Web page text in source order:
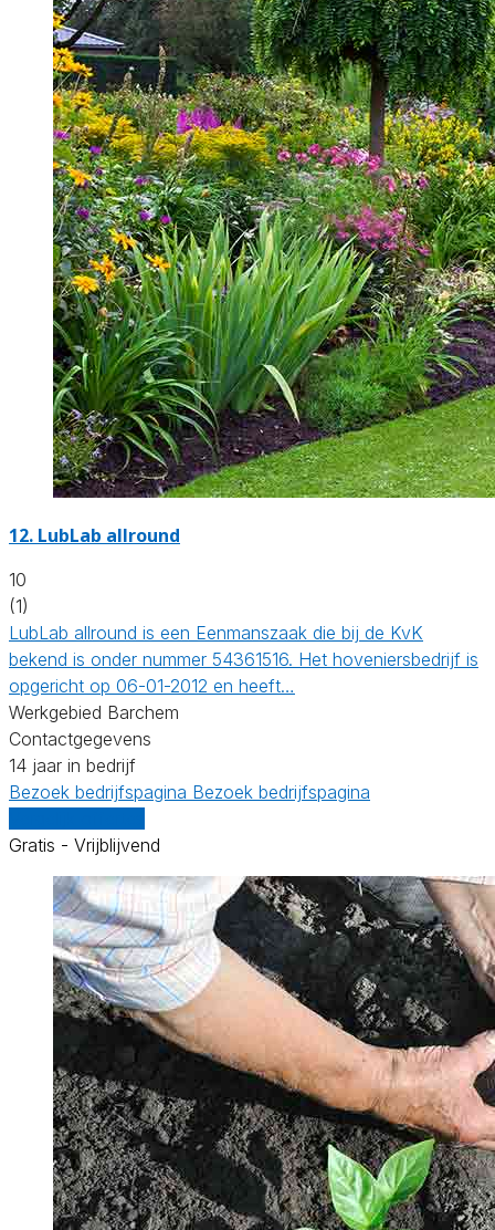
12. LubLab allround
10
(1)
LubLab allround is een Eenmanszaak die bij de KvK
bekend is onder nummer 54361516. Het hoveniersbedrijf is
opgericht op 06-01-2012 en heeft…
Werkgebied Barchem
Contactgegevens
14 jaar in bedrijf
Bezoek bedrijfspagina Bezoek bedrijfspagina
Gratis - Vrijblijvend